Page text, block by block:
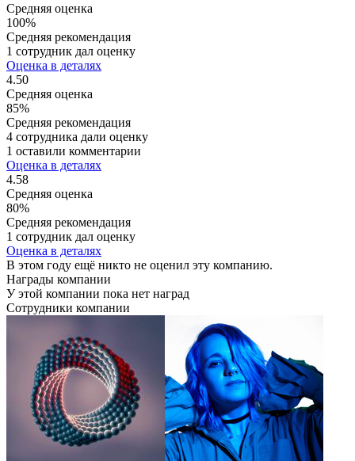
Средняя оценка
100%
Средняя рекомендация
1 сотрудник дал оценку
Оценка в деталях
4.50
Средняя оценка
85%
Средняя рекомендация
4 сотрудника дали оценку
1 оставили комментарии
Оценка в деталях
4.58
Средняя оценка
80%
Средняя рекомендация
1 сотрудник дал оценку
Оценка в деталях
В этом году ещё никто не оценил эту компанию.
Награды компании
У этой компании пока нет наград
Сотрудники компании